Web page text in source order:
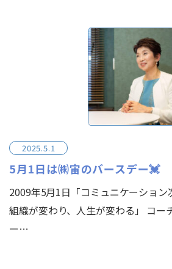
2025.5.1
5月1日は㈱宙のバースデー💓
2009年5月1日「コミュニケーション
組織が変わり、人生が変わる」 コー
ー…